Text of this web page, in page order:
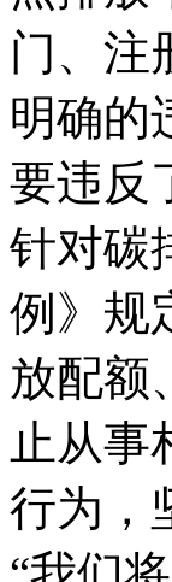
门、注
明确的
要违反
针对碳
例》规
放配额
止从事
行为，